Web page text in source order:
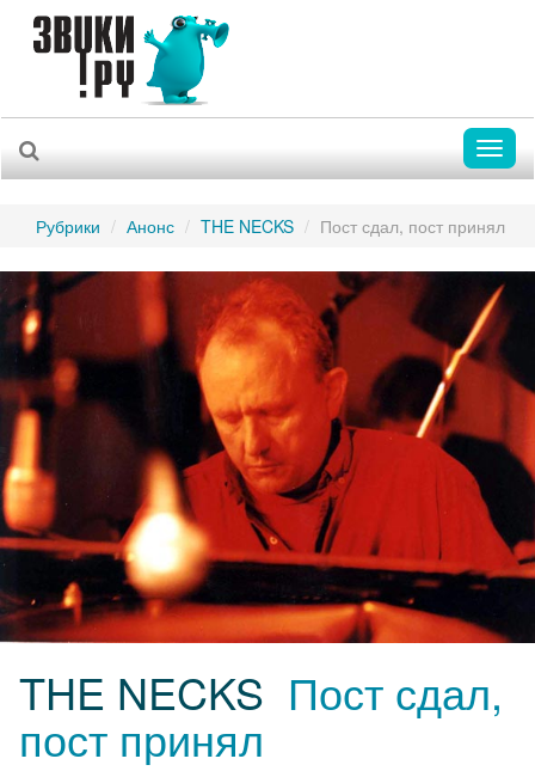
Рубрики Анонс THE NECKS Пост сдал, пост принял
THE NECKS Пост сдал,
пост принял